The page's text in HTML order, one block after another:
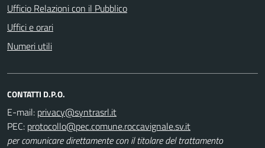
Ufficio Relazioni con il Pubblico
Uffici e orari
Numeri utili
CONTATTI D.P.O.
E-mail:
PEC:
per comunicare direttamente con il titolare del trattamento